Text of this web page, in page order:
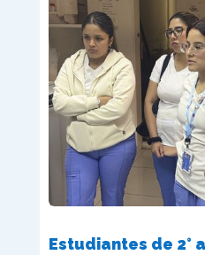
Estudiantes de 2°